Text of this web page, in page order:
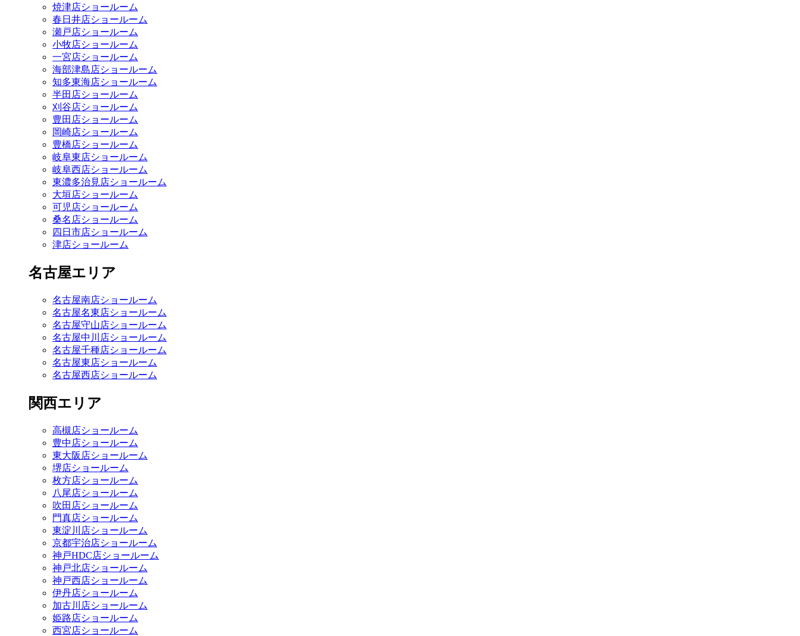
焼津店ショールーム
春日井店ショールーム
瀬戸店ショールーム
小牧店ショールーム
一宮店ショールーム
海部津島店ショールーム
知多東海店ショールーム
半田店ショールーム
刈谷店ショールーム
豊田店ショールーム
岡崎店ショールーム
豊橋店ショールーム
岐阜東店ショールーム
岐阜西店ショールーム
東濃多治見店ショールーム
大垣店ショールーム
可児店ショールーム
桑名店ショールーム
四日市店ショールーム
津店ショールーム
名古屋エリア
名古屋南店ショールーム
名古屋名東店ショールーム
名古屋守山店ショールーム
名古屋中川店ショールーム
名古屋千種店ショールーム
名古屋東店ショールーム
名古屋西店ショールーム
関西エリア
高槻店ショールーム
豊中店ショールーム
東大阪店ショールーム
堺店ショールーム
枚方店ショールーム
八尾店ショールーム
吹田店ショールーム
門真店ショールーム
東淀川店ショールーム
京都宇治店ショールーム
神戸HDC店ショールーム
神戸北店ショールーム
神戸西店ショールーム
伊丹店ショールーム
加古川店ショールーム
姫路店ショールーム
西宮店ショールーム